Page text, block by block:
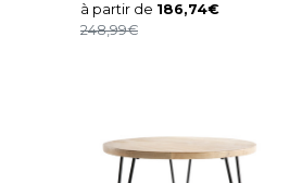
à partir de 186,74
248,99